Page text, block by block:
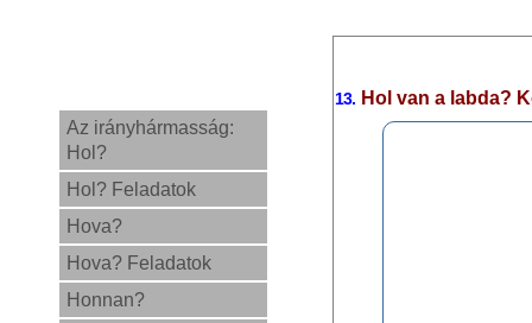
Az irányhármasság:
Hol?
Hol? Feladatok
Hova?
Hova? Feladatok
Honnan?
13. Hol van a labda?